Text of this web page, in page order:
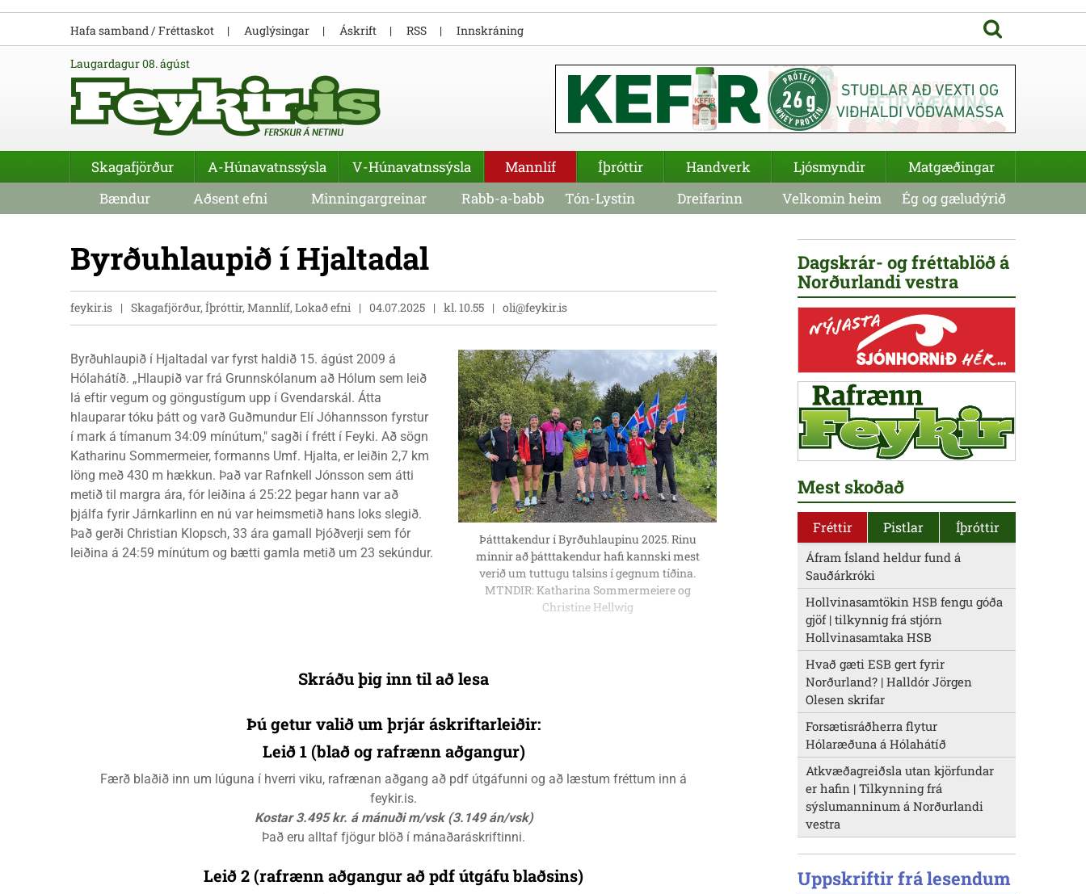
laugardagur 08. ágúst
Byrðuhlaupið í Hjaltadal
feykir.is Skagafjörður, Íþróttir, Mannlíf, Lokað efni 04.07.2025 kl. 10.55 oli@feykir.is
Þátttakendur í Byrðuhlaupinu 2025. Rinu
minnir að þátttakendur hafi kannski mest
verið um tuttugu talsins í gegnum tíðina.
MTNDIR: Katharina Sommermeiere og
Christine Hellwig
Byrðuhlaupið í Hjaltadal var fyrst haldið 15. ágúst 2009 á
Hólahátíð. „Hlaupið var frá Grunnskólanum að Hólum sem leið
lá eftir vegum og göngustígum upp í Gvendarskál. Átta
hlauparar tóku þátt og varð Guðmundur Elí Jóhannsson fyrstur
í mark á tímanum 34:09 mínútum," sagði í frétt í Feyki. Að sögn
Katharinu Sommermeier, formanns Umf. Hjalta, er leiðin 2,7 km
löng með 430 m hækkun. Það var Rafnkell Jónsson sem átti
metið til margra ára, fór leiðina á 25:22 þegar hann var að
þjálfa fyrir Járnkarlinn en nú var heimsmetið hans loks slegið.
Það gerði Christian Klopsch, 33 ára gamall Þjóðverji sem fór
leiðina á 24:59 mínútum og bætti gamla metið um 23 sekúndur.
Skráðu þig inn til að lesa
Þú getur valið um þrjár áskriftarleiðir:
Leið 1 (blað og rafrænn aðgangur)
Færð blaðið inn um lúguna í hverri viku, rafrænan aðgang að pdf útgáfunni og að læstum fréttum inn á
feykir.is.
Kostar 3.495 kr. á mánuði m/vsk (3.149 án/vsk)
Það eru alltaf fjögur blöð í mánaðaráskriftinni.
Leið 2 (rafrænn aðgangur að pdf útgáfu blaðsins)
Dagskrár- og fréttablöð á
Norðurlandi vestra
Mest skoðað
Fréttir Pistlar Íþróttir
Áfram Ísland heldur fund á
Sauðárkróki
Hollvinasamtökin HSB fengu góða
gjöf | tilkynnig frá stjórn
Hollvinasamtaka HSB
Hvað gæti ESB gert fyrir
Norðurland? | Halldór Jörgen
Olesen skrifar
Forsætisráðherra flytur
Hólaræðuna á Hólahátíð
Atkvæðagreiðsla utan kjörfundar
er hafin | Tilkynning frá
sýslumanninum á Norðurlandi
vestra
Uppskriftir frá lesendum
Hafa samband / Fréttaskot Auglýsingar Áskrift RSS Innskráning
Skagafjörður A-Húnavatnssýsla V-Húnavatnssýsla Mannlíf Íþróttir Handverk Ljósmyndir
Matgæðingar
Bændur
Aðsent efni Minningargreinar Rabb-a-babb Tón-Lystin Dreifarinn Velkomin heim Ég og gæludýrið